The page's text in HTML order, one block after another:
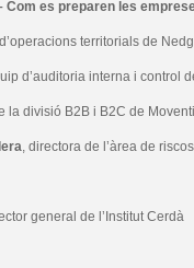
Com es preparen les
territorials de
d’auditoria interna i control
la divisió B2B i B2C de
, directora de l’àrea de
general de l’Institut Cerdà